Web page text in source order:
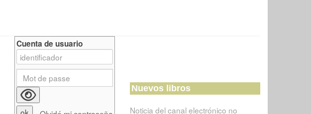
Cuenta de usuario
Nuevos libros
Noticia del canal electrónico no